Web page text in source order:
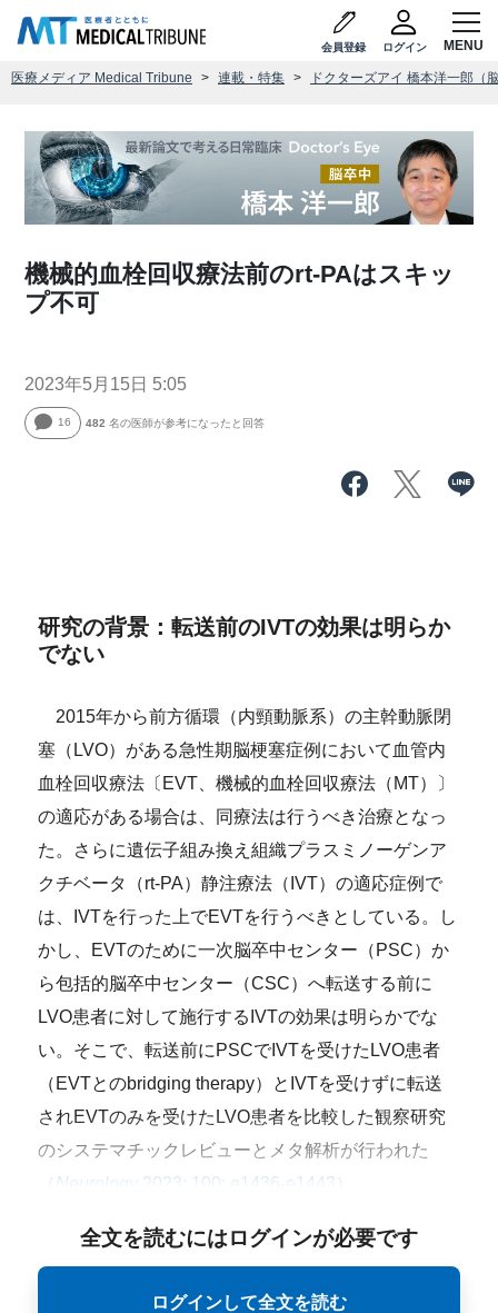
会員登録 ログイン
医療メディア Medical Tribune 連載・特集 ドクターズアイ 橋本洋一郎（
機械的血栓回収療法前のrt-PAはスキッ
プ不可
2023年5月15日 5:05
16 482 名の医師が参考になったと回答
研究の背景：転送前のIVTの効果は明らか
でない
2015年から前方循環（内頸動脈系）の主幹動脈閉
塞（LVO）がある急性期脳梗塞症例において血管内
血栓回収療法〔EVT、機械的血栓回収療法（MT）〕
の適応がある場合は、同療法は行うべき治療となっ
た。さらに遺伝子組み換え組織プラスミノーゲンア
クチベータ（rt-PA）静注療法（IVT）の適応症例で
は、IVTを行った上でEVTを行うべきとしている。し
かし、EVTのために一次脳卒中センター（PSC）か
ら包括的脳卒中センター（CSC）へ転送する前に
LVO患者に対して施行するIVTの効果は明らかでな
い。そこで、転送前にPSCでIVTを受けたLVO患者
（EVTとのbridging therapy）とIVTを受けずに転送
されEVTのみを受けたLVO患者を比較した観察研究
のシステマチックレビューとメタ解析が行われた
Neurology 2023; 100: e1436-e1443
全文を読むにはログインが必要です
ログインして全文を読む